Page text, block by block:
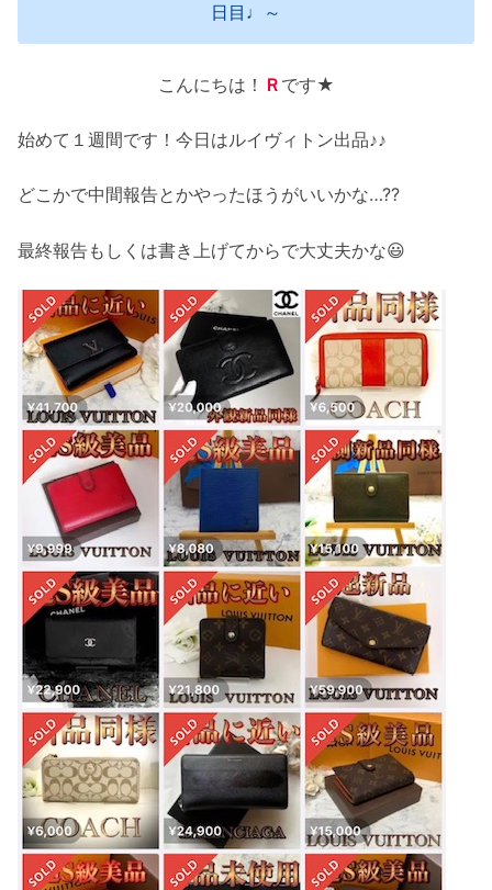
日目♩～
こんにちは！ Ｒ です★
始めて１週間です！今日はルイヴィトン出品♪♪
どこかで中間報告とかやったほうがいいかな…??
最終報告もしくは書き上げてからで大丈夫かな😃